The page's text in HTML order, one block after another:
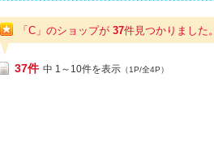
「C」のショップが 37件見つかりました。
37件 中 1～10件を表示 （1P/全4P）